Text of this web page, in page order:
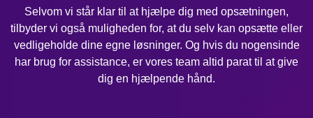
Selvom vi står klar til at hjælpe dig med opsætningen,
tilbyder vi også muligheden for, at du selv kan opsætte eller
vedligeholde dine egne løsninger. Og hvis du nogensinde
har brug for assistance, er vores team altid parat til at give
dig en hjælpende hånd.